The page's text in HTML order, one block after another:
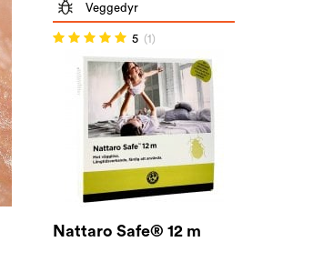
Veggedyr
5 (1)
Nattaro Safe® 12 m